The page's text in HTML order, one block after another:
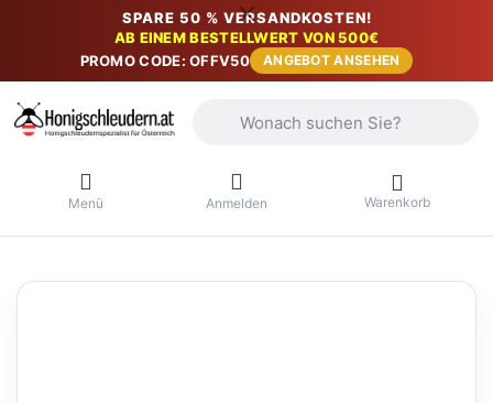
SPARE 50 % VERSANDKOSTEN!
AB EINEM BESTELLWERT VON 500€
PROMO CODE: OFFV50
ANGEBOT ANSEHEN
Menü Anmelden Warenkorb